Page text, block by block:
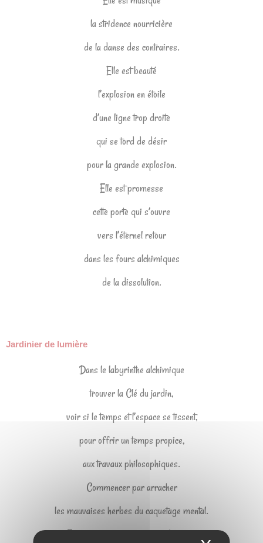
la stridence nourricière
de la danse des contraires.
Elle est beauté
l’explosion en étoile
d’une ligne trop droite
qui se tord de désir
pour la grande explosion.
Elle est promesse
cette porte qui s’ouvre
vers l’éternel retour
dans les fours alchimiques
de la dissolution.
Jardinier de lumière
Dans le labyrinthe alchimique
trouver la Clé du jardin,
voir si le temps et l’espace se tissent,
pour offrir un temps propice,
aux travaux philosophiques.
Commencer par arracher
les mauvaises herbes du caquetage mental.
Enlever la première couche de terre,